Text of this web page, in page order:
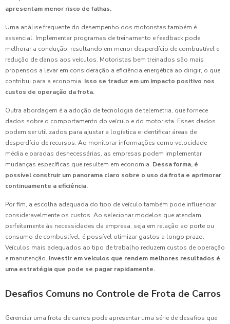
apresentam menor risco de falhas.
Uma análise frequente do desempenho dos motoristas também é
essencial. Implementar programas de treinamento e feedback pode
melhorar a condução, resultando em menor desperdício de combustível e
redução de danos aos veículos. Motoristas bem treinados são mais
propensos a levar em consideração a eficiência energética ao dirigir, o que
contribui para a economia. Isso se traduz em um impacto positivo nos
custos de operação da frota.
Outra abordagem é a adoção de tecnologia de telemetria, que fornece
dados sobre o comportamento do veículo e do motorista. Esses dados
podem ser utilizados para ajustar a logística e identificar áreas de
desperdício de recursos. Ao monitorar informações como velocidade
média e paradas desnecessárias, as empresas podem implementar
mudanças específicas que resultem em economia. Dessa forma, é
possível construir um panorama claro sobre o uso da frota e aprimorar
continuamente a eficiência.
Por fim, a escolha adequada do tipo de veículo também pode influenciar
consideravelmente os custos. Ao selecionar modelos que atendam
perfeitamente às necessidades da empresa, seja em relação ao porte ou
consumo de combustível, é possível otimizar gastos a longo prazo.
Veículos mais adequados ao tipo de trabalho reduzem custos de operação
e manutenção. Investir em veículos que rendem melhores resultados é
uma estratégia que pode se pagar rapidamente.
Desafios Comuns no Controle de Frota de Carros
Gerenciar uma frota de carros pode apresentar uma série de desafios que